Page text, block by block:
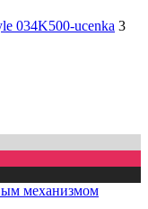
034K500-ucenka 3